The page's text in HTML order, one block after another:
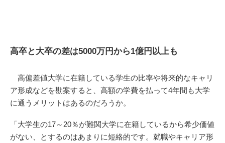
高卒と大卒の差は5000万円から1億円以上も
高偏差値大学に在籍している学生の比率や将来的なキャリ
ア形成などを勘案すると、高額の学費を払って4年間も大学
に通うメリットはあるのだろうか。
「大学生の17～20％が難関大学に在籍しているから希少価値
がない、とするのはあまりに短絡的です。就職やキャリア形